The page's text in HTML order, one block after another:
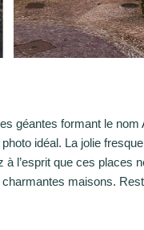
géantes formant le nom
idéal. La jolie
à l’esprit que ces places
maisons.